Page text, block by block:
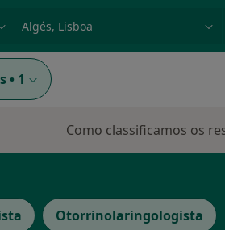
p. ex. Lisboa
• 1
Como classificamos os
Otorrinolaringologista